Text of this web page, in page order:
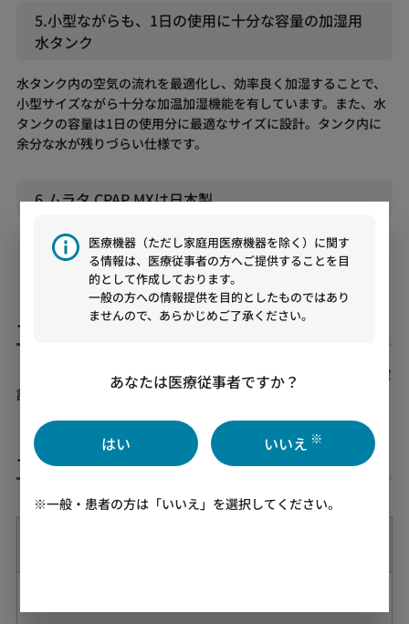
5.小型ながらも、1日の使用に十分な容量の加湿用
水タンク
水タンク内の空気の流れを最適化し、効率良く加湿することで、
小型サイズながら十分な加温加湿機能を有しています。また、水
タンクの容量は1日の使用分に最適なサイズに設計。タンク内に
余分な水が残りづらい仕様です。
6.ムラタ CPAP MXは日本製
「ムラタ CPAP MX」は日本製CPAPです。設計から製造、サポー
トまで国内で対応しています。
ムラタ CPAP MXに関するよくあるご質問
「ムラタ CPAP MX」のよくあるご質問については
からご確
認ください。
ムラタ CPAP MX 製品仕様
医療機器（ただし家庭用医療機器を除く）に関す
る情報は、医療従事者の方へご提供することを目
的として作成しております。
一般の方への情報提供を目的としたものではあり
ませんので、あらかじめご了承ください。
あなたは医療従事者ですか？
はい いいえ ※
※一般・患者の方は「いいえ」を選択してください。